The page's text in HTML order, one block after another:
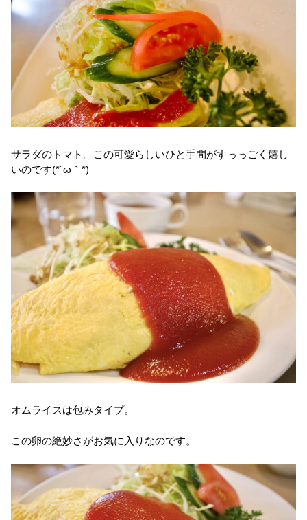
サラダのトマト。この可愛らしいひと手間がすっっごく嬉し
いのです(*´ω｀*)
オムライスは包みタイプ。
この卵の絶妙さがお気に入りなのです。